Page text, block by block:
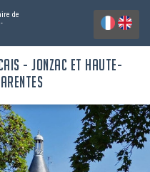
de
- JONZAC ET HAUTE-